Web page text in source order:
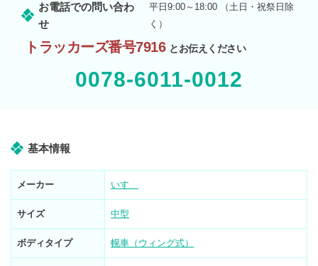
お電話での問い合わ
せ
平日9:00～18:00 （土日・祝祭日除
く）
トラッカーズ番号7916 とお伝えください
0078-6011-0012
基本情報
メーカー いすゞ
サイズ 中型
ボディタイプ 幌車（ウィング式）